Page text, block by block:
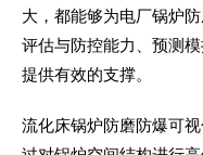
大，都能够为电厂锅炉
评估与防控能力、预测
提供有效的支撑。
流化床锅炉防磨防爆可